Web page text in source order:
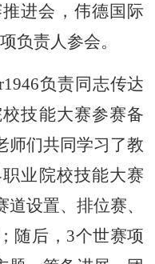
进会，伟德国际
负责人参会。
负责同志传达
技能大赛参赛备
师们共同学习了教
业院校技能大赛
设置、排位赛、
随后，3个世赛项